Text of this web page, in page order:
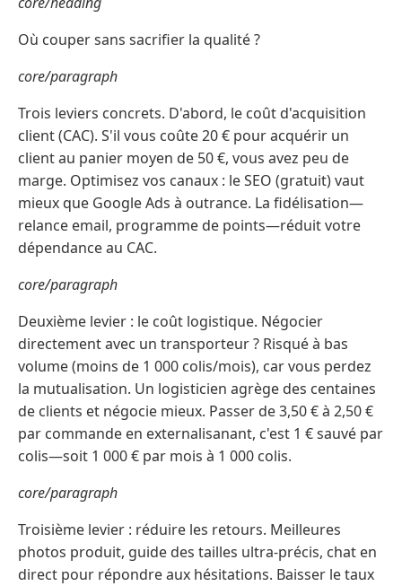
Où couper sans sacrifier la qualité ?
core/paragraph
Trois leviers concrets. D'abord, le coût d'acquisition
client (CAC). S'il vous coûte 20 € pour acquérir un
client au panier moyen de 50 €, vous avez peu de
marge. Optimisez vos canaux : le SEO (gratuit) vaut
mieux que Google Ads à outrance. La fidélisation—
relance email, programme de points—réduit votre
dépendance au CAC.
core/paragraph
Deuxième levier : le coût logistique. Négocier
directement avec un transporteur ? Risqué à bas
volume (moins de 1 000 colis/mois), car vous perdez
la mutualisation. Un logisticien agrège des centaines
de clients et négocie mieux. Passer de 3,50 € à 2,50 €
par commande en externalisanant, c'est 1 € sauvé par
colis—soit 1 000 € par mois à 1 000 colis.
core/paragraph
Troisième levier : réduire les retours. Meilleures
photos produit, guide des tailles ultra-précis, chat en
direct pour répondre aux hésitations. Baisser le taux